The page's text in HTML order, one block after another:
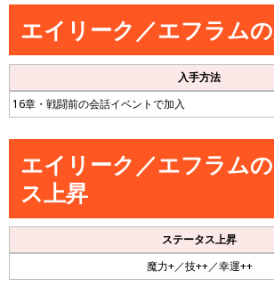
エイリーク／エフラム
入手方法
16章・戦闘前の会話イベントで加入
エイリーク／エフラム
ス上昇
ステータス上昇
魔力+／技++／幸運++